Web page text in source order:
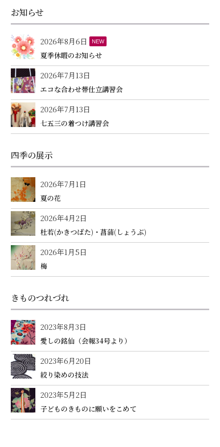
お知らせ
2026年8月6日 NEW
夏季休暇のお知らせ
2026年7月13日
エコな合わせ帯仕立講習会
2026年7月13日
七五三の着つけ講習会
四季の展示
2026年7月1日
夏の花
2026年4月2日
杜若(かきつばた)・菖蒲(しょうぶ)
2026年1月5日
梅
きものつれづれ
2023年8月3日
愛しの銘仙（会報34号より）
2023年6月20日
絞り染めの技法
2023年5月2日
子どものきものに願いをこめて